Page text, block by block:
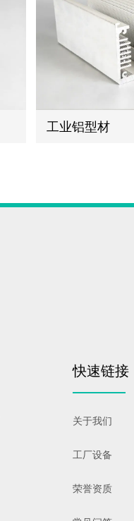
工业铝型材
快速链接
关于我们
工厂设备
荣誉资质